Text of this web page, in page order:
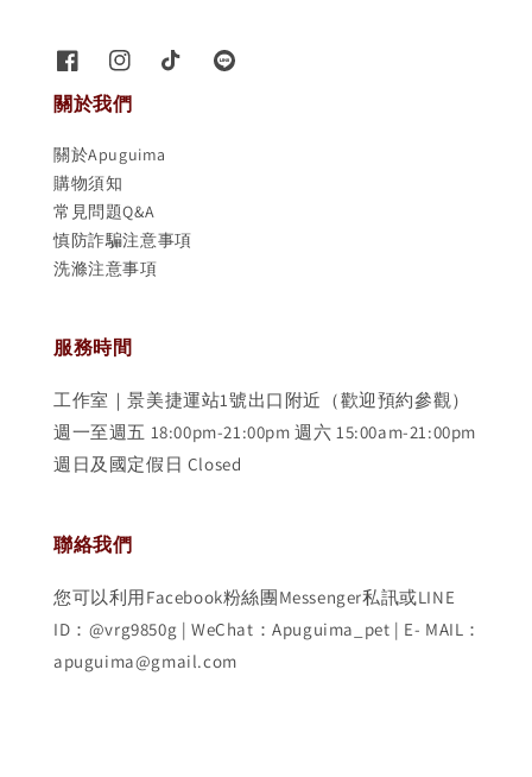
關於我們
關於Apuguima
購物須知
常見問題Q&A
慎防詐騙注意事項
洗滌注意事項
服務時間
工作室｜景美捷運站1號出口附近（歡迎預約參觀）
週一至週五 18:00pm-21:00pm 週六 15:00am-21:00pm
週日及國定假日 Closed
聯絡我們
您可以利用Facebook粉絲團Messenger私訊或LINE
ID：@vrg9850g | WeChat：Apuguima_pet | E- MAIL：
apuguima@gmail.com